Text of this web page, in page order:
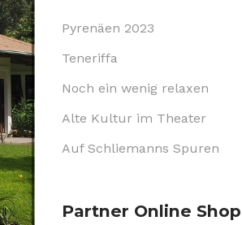
Pyrenäen 2023
Teneriffa
Noch ein wenig relaxen
Alte Kultur im Theater
Auf Schliemanns Spuren
Partner Online Shop